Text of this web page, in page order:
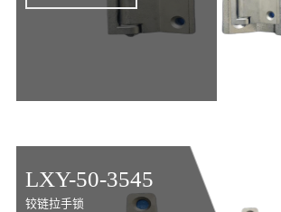
LXY-50-3545
铰链拉手锁